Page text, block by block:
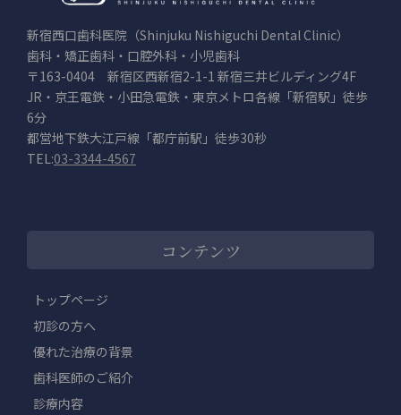
新宿西口歯科医院（Shinjuku Nishiguchi Dental Clinic）
歯科・矯正歯科・口腔外科・小児歯科
〒163-0404 新宿区西新宿2-1-1 新宿三井ビルディング4F
JR・京王電鉄・小田急電鉄・東京メトロ各線「新宿駅」徒歩
6分
都営地下鉄大江戸線「都庁前駅」徒歩30秒
TEL:03-3344-4567
コンテンツ
トップページ
初診の方へ
優れた治療の背景
歯科医師のご紹介
診療内容